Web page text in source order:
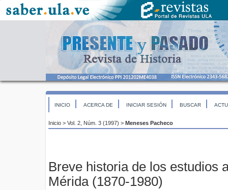
INICIO ACERCA DE INICIAR SESIÓN BUSCAR
Inicio > Vol. 2, Núm. 3 (1997) > Meneses Pacheco
Breve historia de los estudios
Mérida (1870-1980)